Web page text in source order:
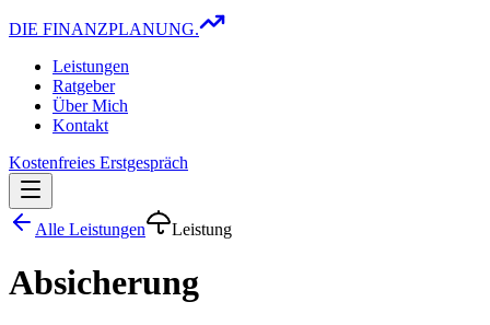
DIE FINANZPLANUNG.
Leistungen
Ratgeber
Über Mich
Kontakt
Kostenfreies Erstgespräch
Alle Leistungen Leistung
Absicherung